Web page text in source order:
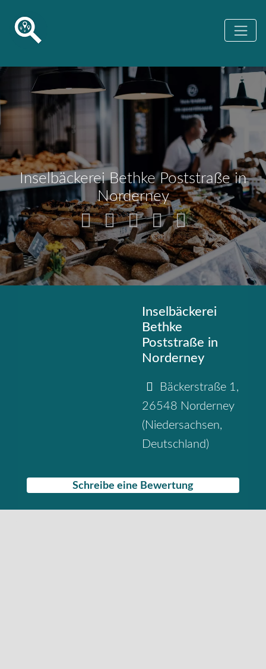
Inselbäckerei Bethke Poststraße in
Norderney
Inselbäckerei
Bethke
Poststraße in
Norderney
Bäckerstraße 1,
26548 Norderney
( Niedersachsen,
Deutschland)
Schreibe eine Bewertung